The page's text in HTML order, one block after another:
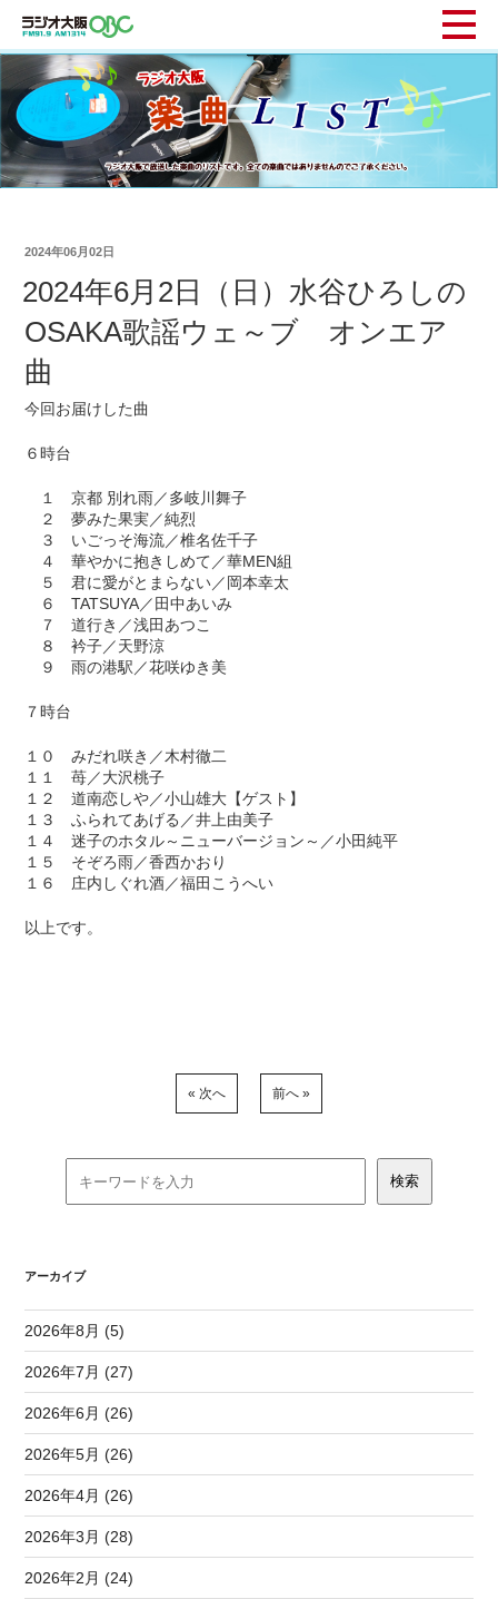
2024年06月02日
2024年6月2日（日）水谷ひろしの
OSAKA歌謡ウェ～ブ オンエア
曲
今回お届けした曲
６時台
１ 京都 別れ雨／多岐川舞子
２ 夢みた果実／純烈
３ いごっそ海流／椎名佐千子
４ 華やかに抱きしめて／華MEN組
５ 君に愛がとまらない／岡本幸太
６ TATSUYA／田中あいみ
７ 道行き／浅田あつこ
８ 衿子／天野涼
９ 雨の港駅／花咲ゆき美
７時台
１０ みだれ咲き／木村徹二
１１ 苺／大沢桃子
１２ 道南恋しや／小山雄大【ゲスト】
１３ ふられてあげる／井上由美子
１４ 迷子のホタル～ニューバージョン～／小田純平
１５ そぞろ雨／香西かおり
１６ 庄内しぐれ酒／福田こうへい
以上です。
« 次へ 前へ »
アーカイブ
2026年8月 (5)
2026年7月 (27)
2026年6月 (26)
2026年5月 (26)
2026年4月 (26)
2026年3月 (28)
2026年2月 (24)